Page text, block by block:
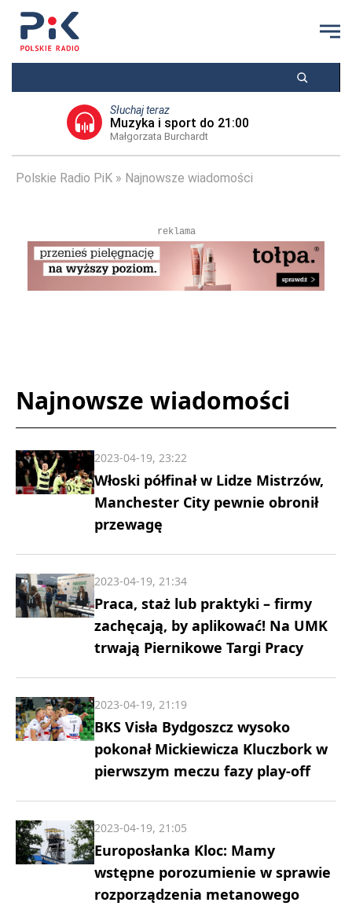
Słuchaj teraz
Muzyka i sport do 21:00
Małgorzata Burchardt
Polskie Radio PiK Najnowsze wiadomości
reklama
Najnowsze wiadomości
Włoski półfinał w Lidze Mistrzów,
Manchester City pewnie obronił
przewagę
2023-04-19, 23:22
Praca, staż lub praktyki – firmy
zachęcają, by aplikować! Na UMK
trwają Piernikowe Targi Pracy
2023-04-19, 21:34
BKS Visła Bydgoszcz wysoko
pokonał Mickiewicza Kluczbork w
pierwszym meczu fazy play-off
2023-04-19, 21:19
Europosłanka Kloc: Mamy
wstępne porozumienie w sprawie
rozporządzenia metanowego
2023-04-19, 21:05